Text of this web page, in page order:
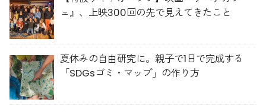
ェ』、上映300回の先で見えてきたこと
夏休みの自由研究に。親子で1日で完成する
「SDGsゴミ・マップ」の作り方